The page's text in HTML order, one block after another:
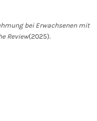
bei Erwachsenen mit
Review(2025).